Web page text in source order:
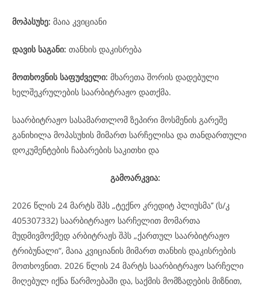
მოპასუხე: მაია კვიციანი
დავის საგანი: თანხის დაკისრება
მოთხოვნის საფუძველი: მხარეთა შორის დადებული
ხელშეკრულების საარბიტრაჟო დათქმა.
საარბიტრაჟო სასამართლომ ზეპირი მოსმენის გარეშე
განიხილა მოპასუხის მიმართ სარჩელისა და თანდართული
დოკუმენტების ჩაბარების საკითხი და
გამოარკვია:
2026 წლის 24 მარტს შპს „ტექნო კრედიტ პლიუსმა’’ (ს/კ
405307332) საარბიტრაჟო სარჩელით მომართა
მუდმივმოქმედ არბიტრაჟს შპს „ქართულ საარბიტრაჟო
ტრიბუნალი“, მაია კვიციანის მიმართ თანხის დაკისრების
მოთხოვნით. 2026 წლის 24 მარტს საარბიტრაჟო სარჩელი
მიღებულ იქნა წარმოებაში და, საქმის მომზადების მიზნით,